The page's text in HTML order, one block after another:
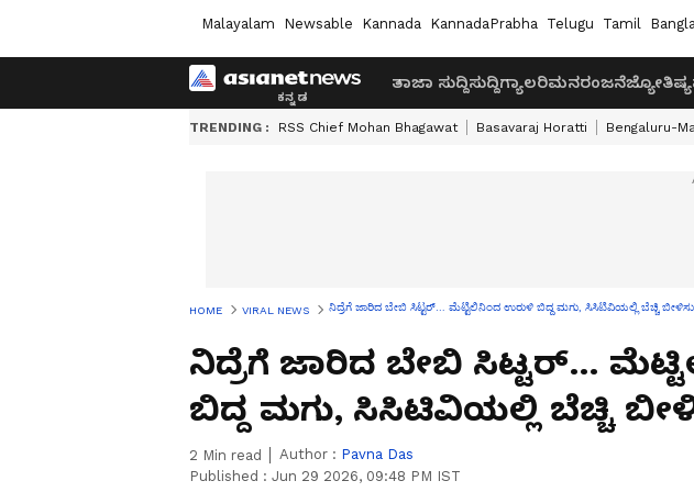
Malayalam Newsable Kannada KannadaPrabha Telugu Tamil Bangla
ತಾಜಾ ಸುದ್ದಿಸುದ್ದಿಗ್ಯಾಲರಿಮನರಂಜನೆಜ್ಯೋತಿಷ್ಯ
TRENDING : RSS Chief Mohan Bhagawat Basavaraj Horatti Bengaluru-
HOME VIRAL NEWS ನಿದ್ರೆಗೆ ಜಾರಿದ ಬೇಬಿ ಸಿಟ್ಟರ್… ಮೆಟ್ಟಿಲಿನಿಂದ ಉರುಳಿ ಬಿದ್ದ ಮಗು, ಸಿಸಿಟಿವಿಯಲ್ಲಿ ಬೆಚ್ಚಿ
ನಿದ್ರೆಗೆ ಜಾರಿದ ಬೇಬಿ ಸಿಟ್ಟರ್…
ಬಿದ್ದ ಮಗು, ಸಿಸಿಟಿವಿಯಲ್ಲಿ ಬೆಚ್ಚಿ
2 Min read Author : Pavna Das
Published : Jun 29 2026, 09:48 PM IST